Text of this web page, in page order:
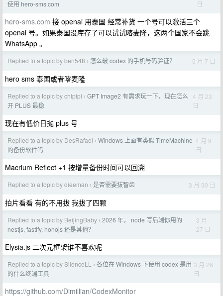
使用 hero-sms.com
日
hero-sms.com 接 openai 用泰国 经常补货 一个号可以激活三个
openai 号。如果泰国没库存了可以试试喀麦隆，这两个国家不会跳
WhatsApp 。
Replied to a topic by ben548 › 怎么破 codex 的手机号码验证？ 5 月 7 日
hero sms 泰国或者喀麦隆
Replied to a topic by chipipi › GPT Image2 有需求玩一下，现在怎么
开 PLUS 最稳
4 月 23
日
现在有低价日抛 plus 号
Replied to a topic by DesRafael › Windows 上面有类似 TimeMachine
的备份软件吗
4 月 9
日
Macrium Reflect +1 按增量备份时间可以回溯
Replied to a topic by dieeman › 是否需要拔智齿 3 月 30 日
拍片看看 有的不用拔 我拔了四颗
Replied to a topic by BeijingBaby › 2026 年， node 写后端你用的
nestjs, fastify, honojs 还是其他？
3 月
27 日
Elysia.js 二次元框架谁不喜欢呢
Replied to a topic by SilenceLL › 各位在 Windows 下使用 codex 是用
的什么终端工具
3 月 26
日
https://github.com/Dimillian/CodexMonitor